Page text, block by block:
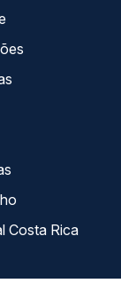
La terminal Costa Rica